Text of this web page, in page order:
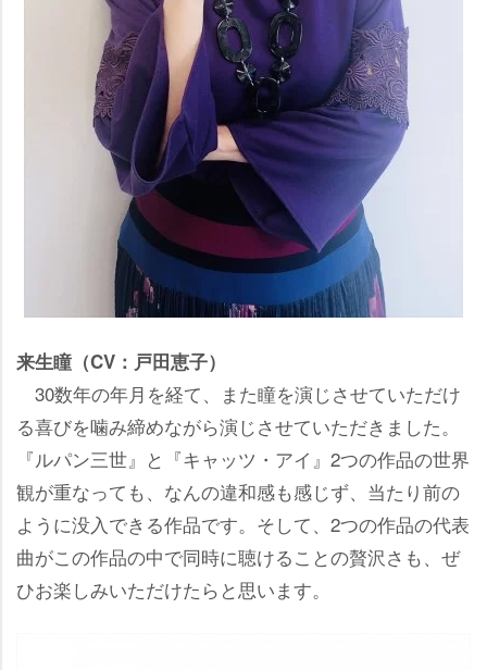
来生瞳（CV：戸田恵子）
30数年の年月を経て、また瞳を演じさせていただけ
る喜びを噛み締めながら演じさせていただきました。
『ルパン三世』と『キャッツ・アイ』2つの作品の世界
観が重なっても、なんの違和感も感じず、当たり前の
ように没入できる作品です。そして、2つの作品の代表
曲がこの作品の中で同時に聴けることの贅沢さも、ぜ
ひお楽しみいただけたらと思います。